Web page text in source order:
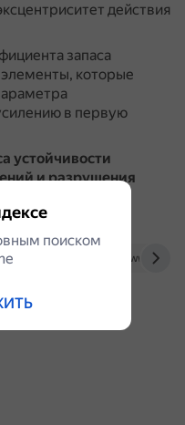
действия
запаса
элементы, которые
в первую
устойчивости
и разрушения
эксплуатации.
forum.dwg.ru
поиском